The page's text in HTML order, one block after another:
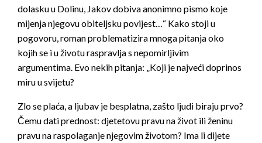
dolasku u Dolinu, Jakov dobiva anonimno pismo koje
mijenja njegovu obiteljsku povijest…“ Kako stoji u
pogovoru, roman problematizira mnoga pitanja oko
kojih se i u životu raspravlja s nepomirljivim
argumentima. Evo nekih pitanja: „Koji je najveći doprinos
miru u svijetu?
Zlo se plaća, a ljubav je besplatna, zašto ljudi biraju prvo?
Čemu dati prednost: djetetovu pravu na život ili ženinu
pravu na raspolaganje njegovim životom? Ima li dijete